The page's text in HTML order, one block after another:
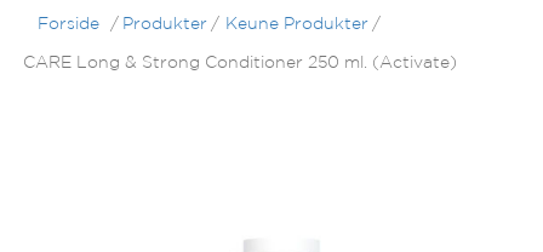
Forside / Produkter / Keune Produkter /
CARE Long & Strong Conditioner 250 ml. (Activate)